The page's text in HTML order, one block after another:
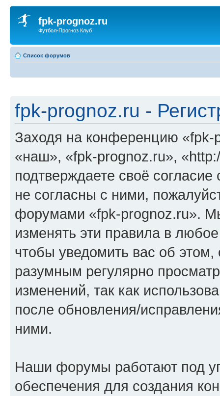
fpk-prognoz.ru
Футбол-Прогноз Клуб
Список форумов
fpk-prognoz.ru -
Заходя на конференцию
«наш», «fpk-prognoz.ru»,
подтверждаете своё
не согласны с ними,
форумами «fpk-prognoz.ru».
изменять эти правила в
чтобы уведомить вас об
разумным регулярно
изменений, так как
после обновления/
ними.
Наши форумы работают под
обеспечения для создания